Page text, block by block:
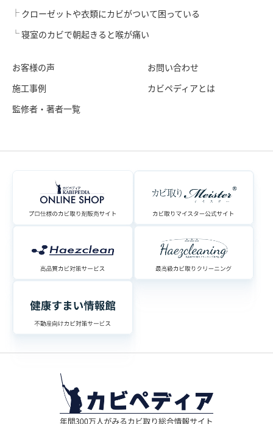
クローゼットや衣類にカビがついて困っている
寝室のカビで朝起きると喉が痛い
お客様の声
施工事例
監修者・著者一覧
お問い合わせ
カビペディアとは